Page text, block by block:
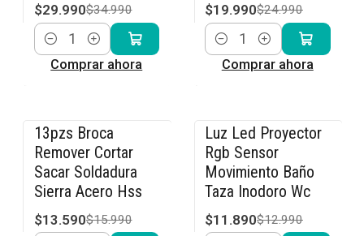
$29.990$34.990
Cantidad
Comprar ahora
$19.990$24.990
Cantidad
Comprar ahora
-15% OFF
13pzs Broca
Remover Cortar
Sacar Soldadura
Sierra Acero Hss
$13.590$15.990
-8% OFF
Luz Led Proyector
Rgb Sensor
Movimiento Baño
Taza Inodoro Wc
$11.890$12.990